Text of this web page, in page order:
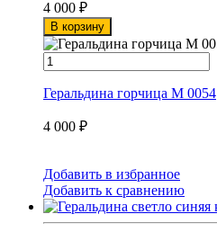
4 000 ₽
В корзину
Геральдина горчица М 0054
4 000 ₽
Добавить в избранное
Добавить к сравнению